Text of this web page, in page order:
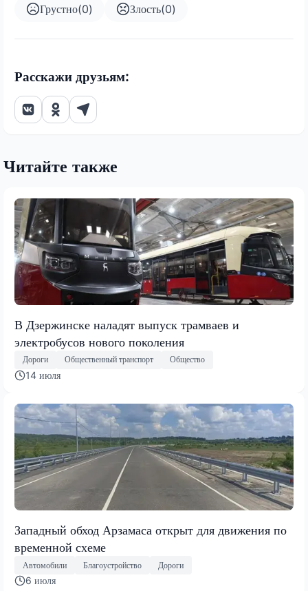
Грустно(0) Злость(0)
Расскажи друзьям:
Читайте также
В Дзержинске наладят выпуск трамваев и
электробусов нового поколения
Дороги Общественный транспорт Общество
14 июля
Западный обход Арзамаса открыт для движения по
временной схеме
Автомобили Благоустройство Дороги
6 июля